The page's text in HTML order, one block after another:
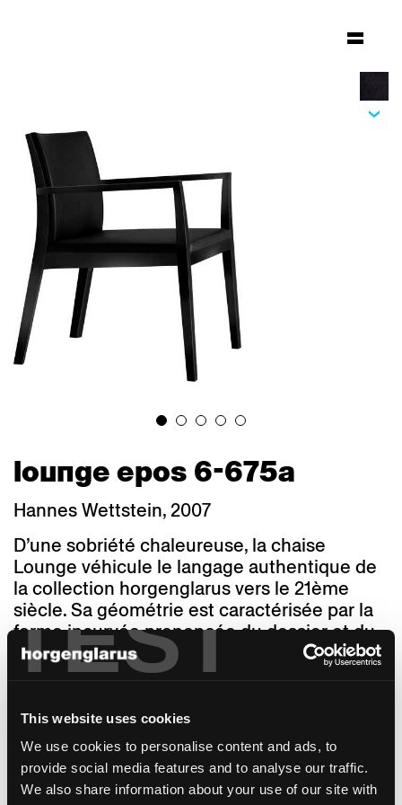
TEST
This website uses cookies
We use cookies to personalise content and ads, to
provide social media features and to analyse our traffic.
We also share information about your use of our site with
lounge epos 6-675a
Hannes Wettstein, 2007
D’une sobriété chaleureuse, la chaise
Lounge véhicule le langage authentique de
la collection horgenglarus vers le 21ème
siècle. Sa géométrie est caractérisée par la
forme incurvée prononcée du dossier et du
piètement arrière. En raison de ses
différentes largeurs, profondeurs et hauteurs
Lounge répond à de nombreuses utilisations
et styles d'architecture. Une cantine ne
nécessite pas la même chaise qu'un café, un
bistrot ou un restaurant de prestige. Une